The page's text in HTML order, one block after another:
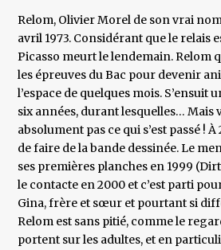
Relom, Olivier Morel de son vrai
avril 1973. Considérant que le relais
Picasso meurt le lendemain. Relom
les épreuves du Bac pour devenir
l’espace de quelques mois. S’ensuit
six années, durant lesquelles… Mais
absolument pas ce qui s’est passé !
de faire de la bande dessinée. Le
ses premières planches en 1999
le contacte en 2000 et c’est parti
Gina, frère et sœur et pourtant si
Relom est sans pitié, comme le
portent sur les adultes, et en